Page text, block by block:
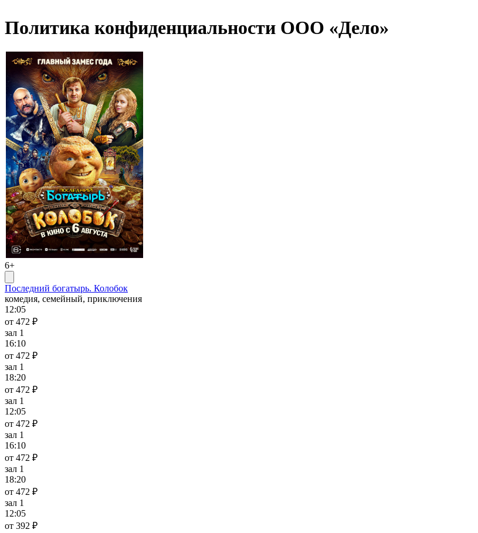
Политика конфиденциальности ООО «Дело»
6+
Последний богатырь. Колобок
комедия, семейный, приключения
12:05
от 472 ₽
зал 1
16:10
от 472 ₽
зал 1
18:20
от 472 ₽
зал 1
12:05
от 472 ₽
зал 1
16:10
от 472 ₽
зал 1
18:20
от 472 ₽
зал 1
12:05
от 392 ₽